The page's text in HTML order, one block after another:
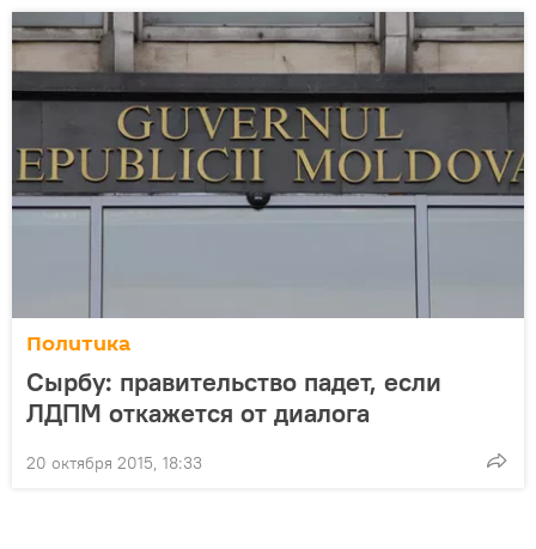
Политика
Сырбу: правительство падет, если
ЛДПМ откажется от диалога
20 октября 2015, 18:33